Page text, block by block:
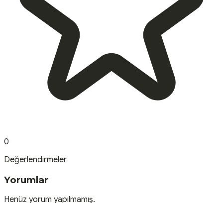
0
Değerlendirmeler
Yorumlar
Henüz yorum yapılmamış.